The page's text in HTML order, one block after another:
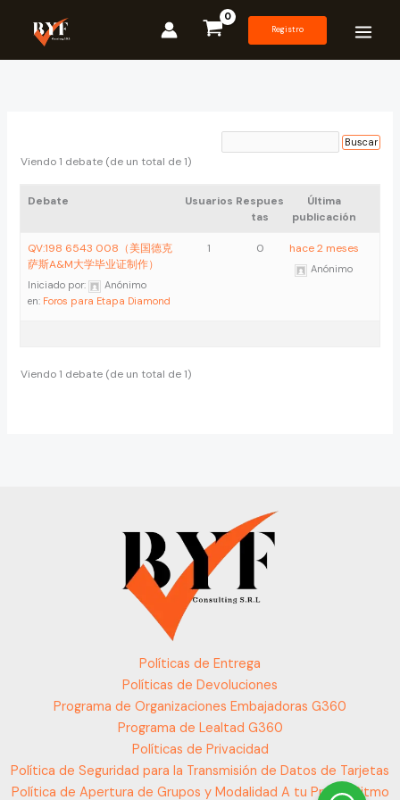
contenido
Registro
Viendo 1 debate (de un total de 1)
Debate Usuarios Respues
tas
Última
publicación
QV:198 6543 008（美国德克
萨斯A&M大学毕业证制作）
Iniciado por:
Anónimo
en: Foros para Etapa Diamond
1 0 hace 2 meses
Anónimo
Viendo 1 debate (de un total de 1)
Políticas de Entrega
Políticas de Devoluciones
Programa de Organizaciones Embajadoras G360
Programa de Lealtad G360
Políticas de Privacidad
Política de Seguridad para la Transmisión de Datos de Tarjetas
Política de Apertura de Grupos y Modalidad A tu Propio Ritmo